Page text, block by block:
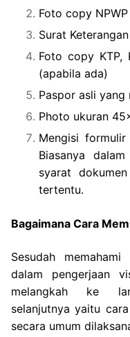
Foto copy NPWP
Surat
Foto copy KTP,
(apabila ada)
Paspor asli
Photo ukuran
Mengisi
Biasanya
syarat
tertentu.
Bagaimana Cara
Sesudah
dalam pengerjaan
melangkah ke
selanjutnya yaitu
secara umum